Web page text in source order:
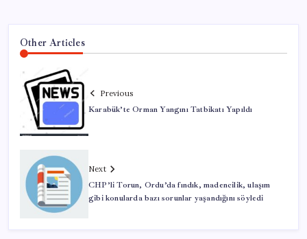
Other Articles
Previous
Karabük’te Orman Yangını Tatbikatı Yapıldı
Next
CHP’li Torun, Ordu’da fındık, madencilik, ulaşım
gibi konularda bazı sorunlar yaşandığını söyledi